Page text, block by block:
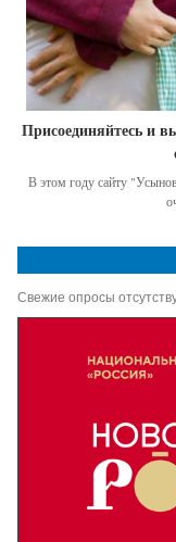
Присоединяйтесь и
В этом году сайту
Свежие опросы